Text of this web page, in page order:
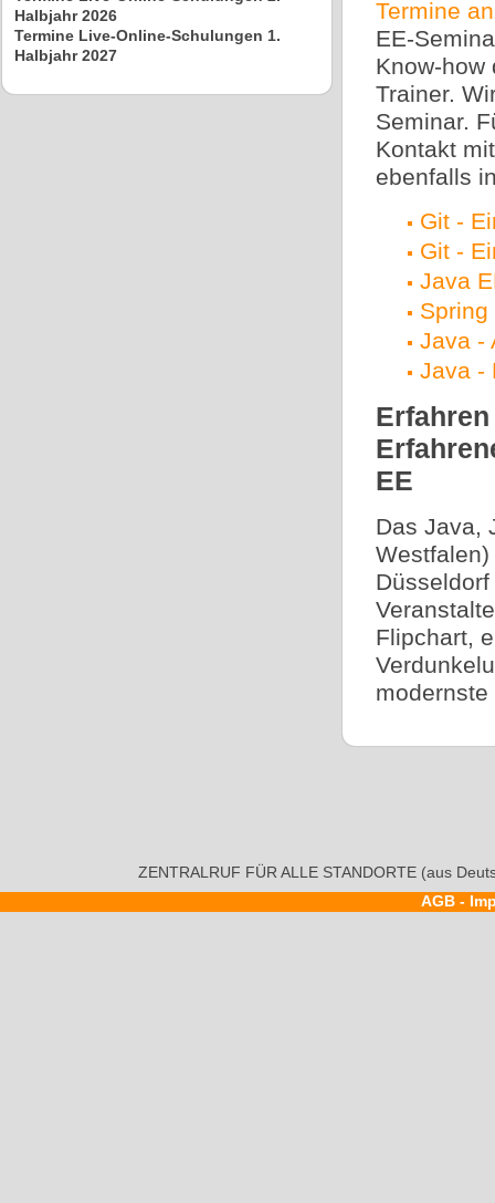
Halbjahr 2026
Termine Live-Online-Schulungen 1.
Halbjahr 2027
Termine
EE-
Know-how
Trainer.
Seminar.
Kontakt
ebenfalls
Git -
Git -
Java
Java -
Java -
EE
Das Java,
Flipchart,
ZENTRALRUF FÜR ALLE STANDORTE (aus
AGB -